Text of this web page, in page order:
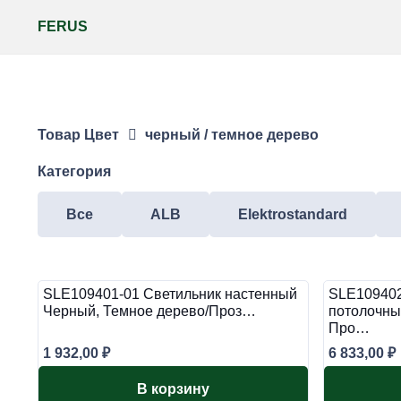
FERUS
Товар Цвет черный / темное дерево
Категория
Все ALB Elektrostandard
SLE109401-01 Светильник настенный
Черный, Темное дерево/Проз…
1 932,00 ₽
В корзину
Про…
6 833,00 ₽